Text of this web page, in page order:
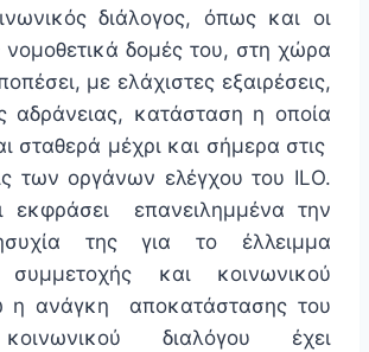
διάλογος, όπως και οι
νομοθετικά δομές του, στη χώρα
με ελάχιστες εξαιρέσεις,
αδράνειας, κατάσταση η οποία
σταθερά μέχρι και σήμερα στις
των οργάνων ελέγχου του ILO.
εκφράσει επανειλημμένα την
της για το έλλειμμα
συμμετοχής και κοινωνικού
η ανάγκη αποκατάστασης του
διαλόγου έχει